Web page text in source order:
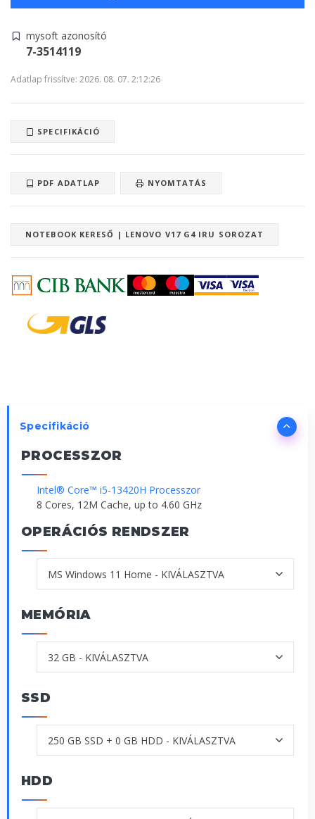
mysoft azonosító
7-3514119
Adatlap frissítve: 2026. 08. 07. 2:12:26
SPECIFIKÁCIÓ
PDF ADATLAP NYOMTATÁS
NOTEBOOK KERESŐ | LENOVO V17 G4 IRU SOROZAT
Specifikáció
PROCESSZOR
Intel® Core™ i5-13420H Processzor
8 Cores, 12M Cache, up to 4.60 GHz
OPERÁCIÓS RENDSZER
MEMÓRIA
SSD
HDD